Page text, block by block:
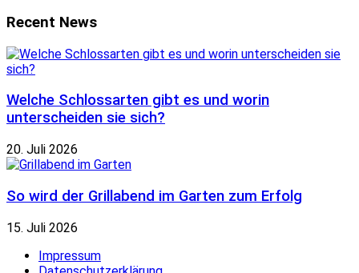
Recent News
Welche Schlossarten gibt es und worin
unterscheiden sie sich?
20. Juli 2026
So wird der Grillabend im Garten zum Erfolg
15. Juli 2026
Impressum